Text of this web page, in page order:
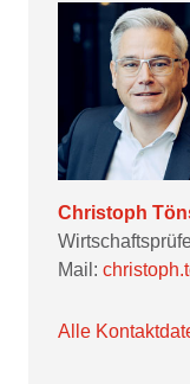
Christoph
Mail:
Alle